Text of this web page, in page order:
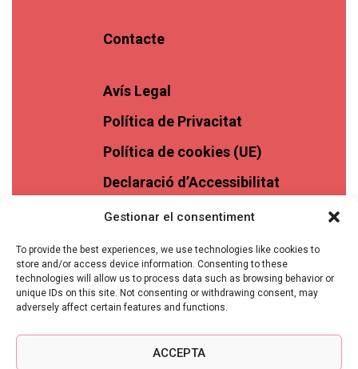
Gestionar el consentiment
To provide the best experiences, we use technologies like cookies to
store and/or access device information. Consenting to these
technologies will allow us to process data such as browsing behavior or
unique IDs on this site. Not consenting or withdrawing consent, may
adversely affect certain features and functions.
ACCEPTA
Contacte
Avís Legal
Política de Privacitat
Política de cookies (UE)
Declaració d’Accessibilitat